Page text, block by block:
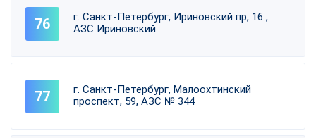
г. Санкт-Петербург, Ириновский пр, 16 ,
АЗС Ириновский
г. Санкт-Петербург, Малоохтинский
проспект, 59, АЗС № 344